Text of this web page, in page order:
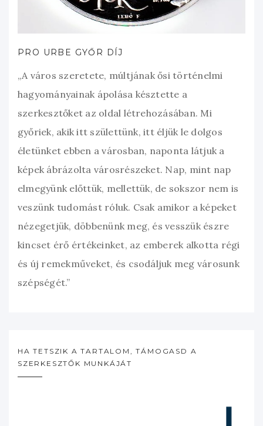
PRO URBE GYŐR DÍJ
„A város szeretete, múltjának ősi történelmi
hagyományainak ápolása késztette a
szerkesztőket az oldal létrehozásában. Mi
győriek, akik itt születtünk, itt éljük le dolgos
életünket ebben a városban, naponta látjuk a
képek ábrázolta városrészeket. Nap, mint nap
elmegyünk előttük, mellettük, de sokszor nem is
veszünk tudomást róluk. Csak amikor a képeket
nézegetjük, döbbenünk meg, és vesszük észre
kincset érő értékeinket, az emberek alkotta régi
és új remekműveket, és csodáljuk meg városunk
szépségét.”
HA TETSZIK A TARTALOM, TÁMOGASD A
SZERKESZTŐK MUNKÁJÁT